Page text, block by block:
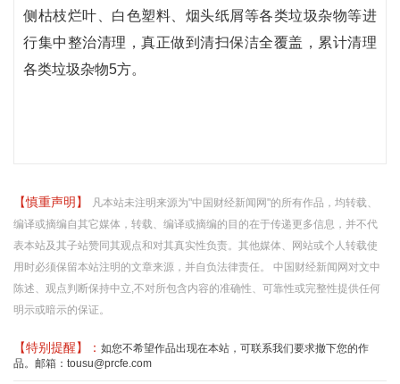
侧枯枝烂叶、白色塑料、烟头纸屑等各类垃圾杂物等进
行集中整治清理，真正做到清扫保洁全覆盖，累计清理
各类垃圾杂物5方。
【慎重声明】
凡本站未注明来源为"中国财经新闻网"的所有作品，均转载、
编译或摘编自其它媒体，转载、编译或摘编的目的在于传递更多信息，并不代
表本站及其子站赞同其观点和对其真实性负责。其他媒体、网站或个人转载使
用时必须保留本站注明的文章来源，并自负法律责任。 中国财经新闻网对文中
陈述、观点判断保持中立,不对所包含内容的准确性、可靠性或完整性提供任何
明示或暗示的保证。
【特别提醒】： 如您不希望作品出现在本站，可联系我们要求撤下您的作
品。邮箱：tousu@prcfe.com